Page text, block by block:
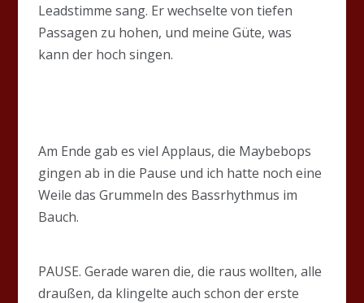
Leadstimme sang. Er wechselte von tiefen
Passagen zu hohen, und meine Güte, was
kann der hoch singen.
Am Ende gab es viel Applaus, die Maybebops
gingen ab in die Pause und ich hatte noch eine
Weile das Grummeln des Bassrhythmus im
Bauch.
PAUSE. Gerade waren die, die raus wollten, alle
draußen, da klingelte auch schon der erste